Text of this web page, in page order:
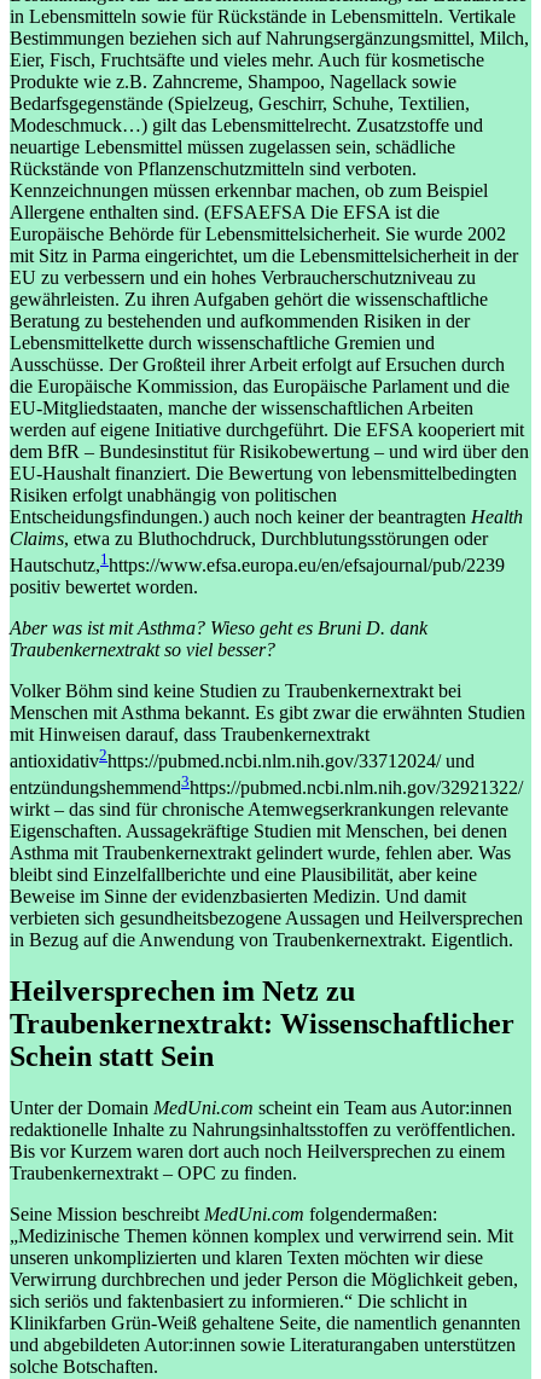
in Lebensmitteln sowie für Rückstände in Lebensmitteln. Vertikale
Bestimmungen beziehen sich auf Nahrungsergänzungsmittel, Milch,
Eier, Fisch, Fruchtsäfte und vieles mehr. Auch für kosmetische
Produkte wie z.B. Zahncreme, Shampoo, Nagellack sowie
Bedarfsgegenstände (Spielzeug, Geschirr, Schuhe, Textilien,
Modeschmuck…) gilt das Lebensmittelrecht. Zusatzstoffe und
neuartige Lebensmittel müssen zugelassen sein, schädliche
Rückstände von Pflanzenschutzmitteln sind verboten.
Kennzeichnungen müssen erkennbar machen, ob zum Beispiel
Allergene enthalten sind. (EFSAEFSA Die EFSA ist die
Europäische Behörde für Lebensmittelsicherheit. Sie wurde 2002
mit Sitz in Parma eingerichtet, um die Lebensmittelsicherheit in der
EU zu verbessern und ein hohes Verbraucherschutzniveau zu
gewährleisten. Zu ihren Aufgaben gehört die wissenschaftliche
Beratung zu bestehenden und aufkommenden Risiken in der
Lebensmittelkette durch wissenschaftliche Gremien und
Ausschüsse. Der Großteil ihrer Arbeit erfolgt auf Ersuchen durch
die Europäische Kommission, das Europäische Parlament und die
EU-Mitgliedstaaten, manche der wissenschaftlichen Arbeiten
werden auf eigene Initiative durchgeführt. Die EFSA kooperiert mit
dem BfR – Bundesinstitut für Risikobewertung – und wird über den
EU-Haushalt finanziert. Die Bewertung von lebensmittelbedingten
Risiken erfolgt unabhängig von politischen
Entscheidungsfindungen.) auch noch keiner der beantragten Health
Claims, etwa zu Bluthochdruck, Durchblutungsstörungen oder
Hautschutz,1 https://www.efsa.europa.eu/en/efsajournal/pub/2239
positiv bewertet worden.
Aber was ist mit Asthma? Wieso geht es Bruni D. dank
Traubenkernextrakt so viel besser?
Volker Böhm sind keine Studien zu Traubenkernextrakt bei
Menschen mit Asthma bekannt. Es gibt zwar die erwähnten Studien
mit Hinweisen darauf, dass Traubenkernextrakt
antioxidativ2https://pubmed.ncbi.nlm.nih.gov/33712024/und
entzündungshemmend3https://pubmed.ncbi.nlm.nih.gov/32921322/
wirkt – das sind für chronische Atemwegserkrankungen relevante
Eigenschaften. Aussagekräftige Studien mit Menschen, bei denen
Asthma mit Traubenkernextrakt gelindert wurde, fehlen aber. Was
bleibt sind Einzelfallberichte und eine Plausibilität, aber keine
Beweise im Sinne der evidenzbasierten Medizin. Und damit
verbieten sich gesundheitsbezogene Aussagen und Heilversprechen
in Bezug auf die Anwendung von Traubenkernextrakt. Eigentlich.
Heilversprechen im Netz zu
Traubenkernextrakt: Wissenschaftlicher
Schein statt Sein
Unter der Domain MedUni.com scheint ein Team aus Autor:innen
redaktionelle Inhalte zu Nahrungsinhaltsstoffen zu veröffentlichen.
Bis vor Kurzem waren dort auch noch Heilversprechen zu einem
Traubenkernextrakt – OPC zu finden.
Seine Mission beschreibt MedUni.com folgendermaßen:
„Medizinische Themen können komplex und verwirrend sein. Mit
unseren unkomplizierten und klaren Texten möchten wir diese
Verwirrung durchbrechen und jeder Person die Möglichkeit geben,
sich seriös und faktenbasiert zu informieren.“ Die schlicht in
Klinikfarben Grün-Weiß gehaltene Seite, die namentlich genannten
und abgebildeten Autor:innen sowie Literaturangaben unterstützen
solche Botschaften.